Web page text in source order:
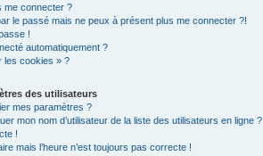
me connecter ?
le passé mais ne peux à présent plus me connecter ?!
!
automatiquement ?
les cookies » ?
des utilisateurs
mes paramètres ?
mon nom d’utilisateur de la liste des utilisateurs en ligne ?
!
mais l’heure n’est toujours pas correcte !